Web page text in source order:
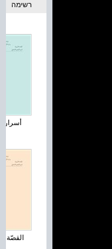
כריכה
רשימה
أسرار
القصّة